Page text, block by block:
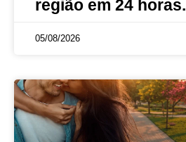
região em 24 horas.
05/08/2026